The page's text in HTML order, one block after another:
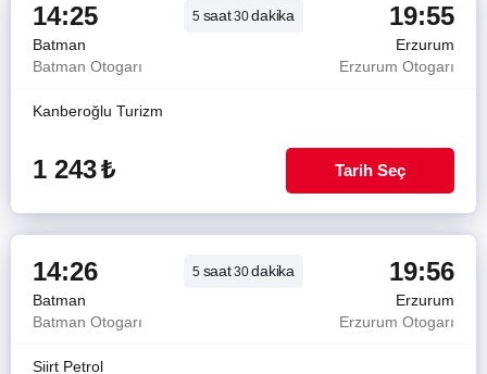
14:25 5 saat30dakika 19:55
Batman
Erzurum
Batman Otogarı
Erzurum Otogarı
Kanberoğlu Turizm
1 243₺ Tarih Seç
14:26 5 saat30dakika 19:56
Batman
Erzurum
Batman Otogarı
Erzurum Otogarı
Siirt Petrol